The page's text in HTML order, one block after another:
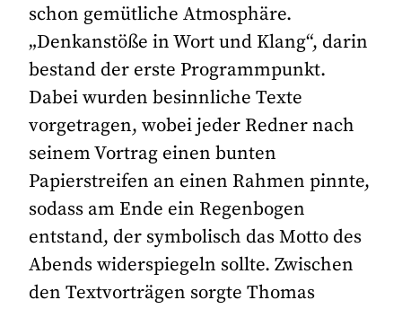
schon gemütliche Atmosphäre.
„Denkanstöße in Wort und Klang“, darin
bestand der erste Programmpunkt.
Dabei wurden besinnliche Texte
vorgetragen, wobei jeder Redner nach
seinem Vortrag einen bunten
Papierstreifen an einen Rahmen pinnte,
sodass am Ende ein Regenbogen
entstand, der symbolisch das Motto des
Abends widerspiegeln sollte. Zwischen
den Textvorträgen sorgte Thomas